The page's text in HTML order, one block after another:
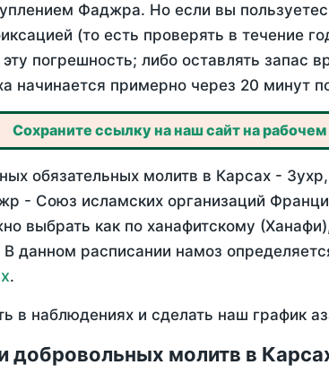
Фаджра. Но если вы
(то есть проверять в течение
погрешность; либо оставлять запас
начинается примерно через 20 минут
Сохраните ссылку на наш сайт на
обязательных молитв в Карсах -
- Союз исламских организаций
выбрать как по ханафитскому
данном расписании намоз
.
в наблюдениях и сделать наш график
добровольных молитв в